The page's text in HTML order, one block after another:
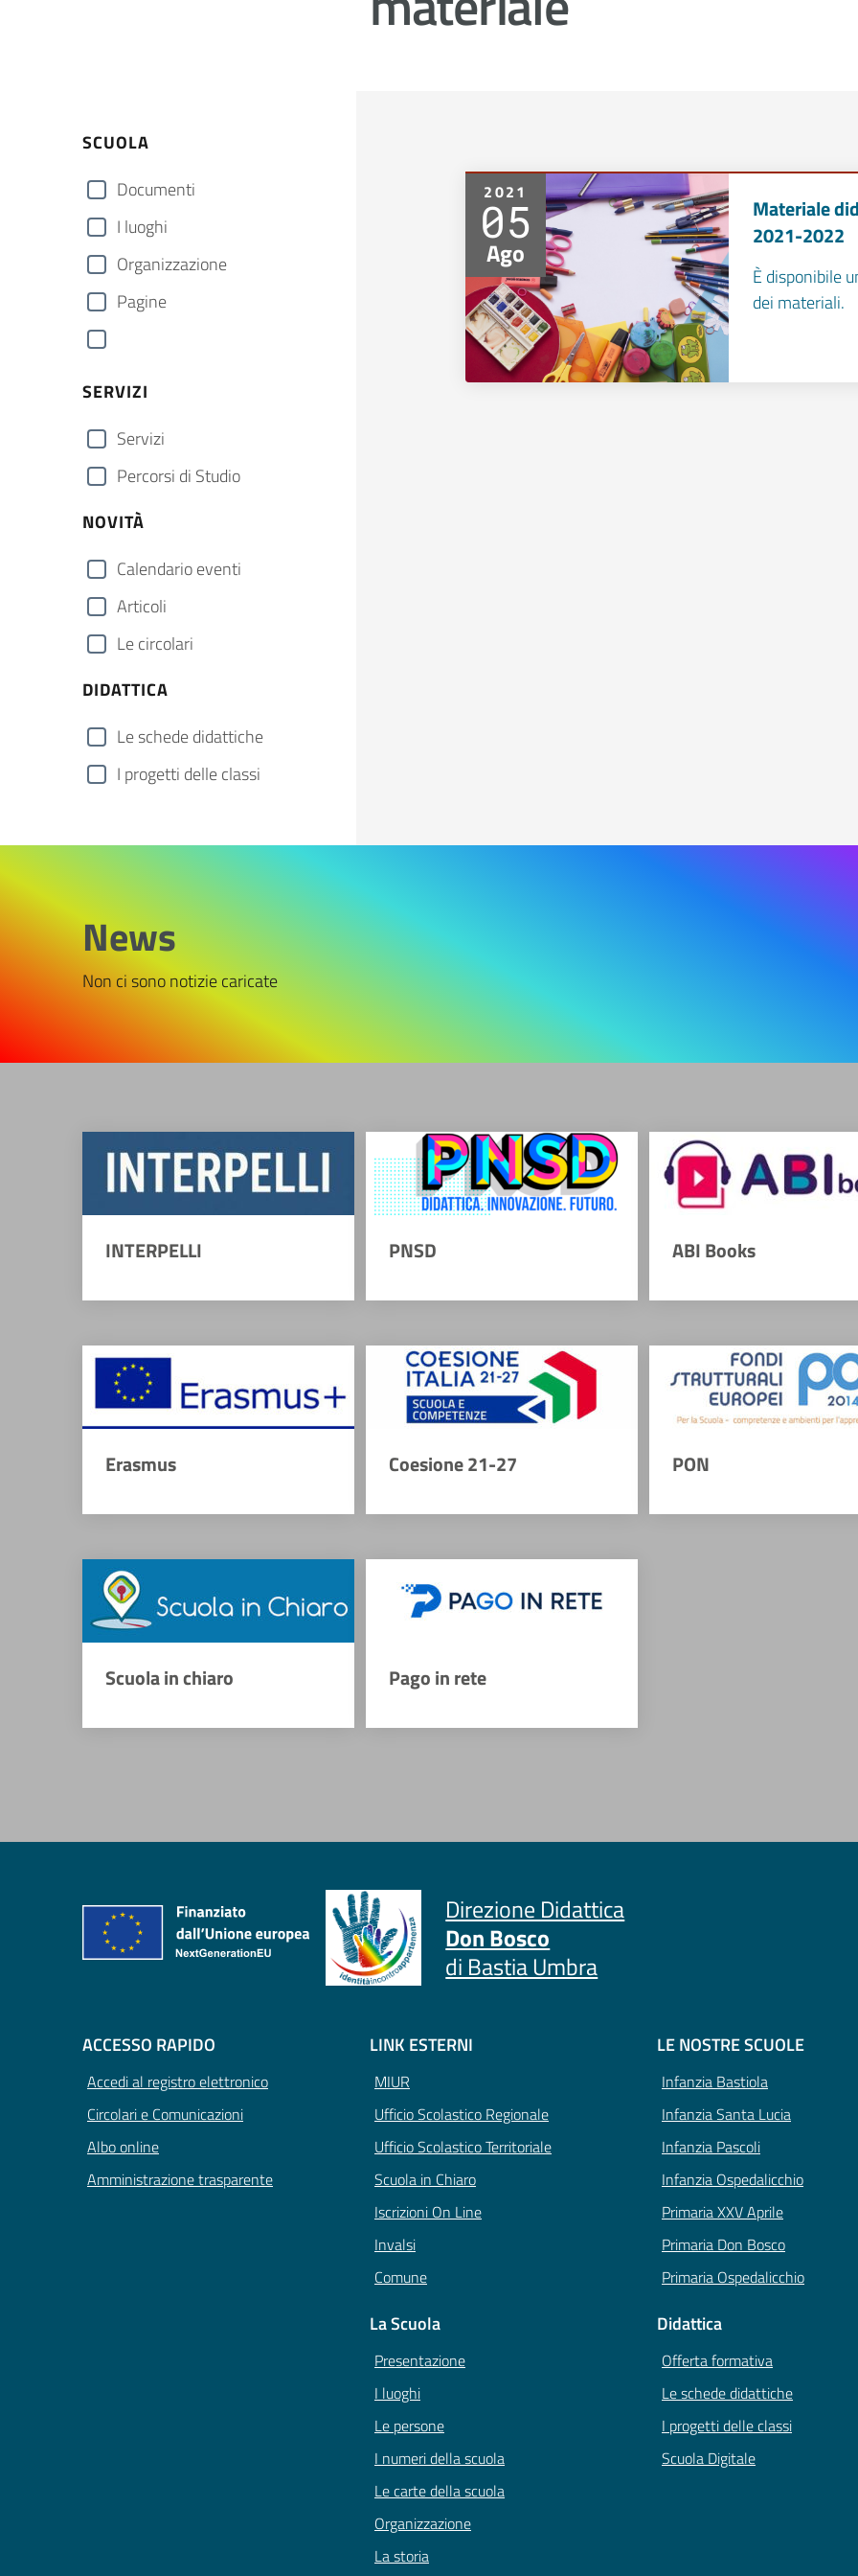
SCUOLA
Documenti
I luoghi
Organizzazione
Pagine
SERVIZI
Servizi
Percorsi di Studio
NOVITÀ
Calendario eventi
Articoli
Le circolari
DIDATTICA
Le schede didattiche
I progetti delle classi
2021
05
Ago
Materiale
2021-2022
È disponibile
dei materiali.
News
Non ci sono notizie caricate
INTERPELLI PNSD ABI Books
Erasmus Coesione 21-27 PON
Scuola in chiaro Pago in rete
Direzione Didattica
Don Bosco
di Bastia Umbra
ACCESSO RAPIDO
Accedi al registro elettronico
Circolari e Comunicazioni
Albo online
Amministrazione trasparente
LINK ESTERNI
MIUR
Ufficio Scolastico Regionale
Ufficio Scolastico Territoriale
Scuola in Chiaro
Iscrizioni On Line
Invalsi
Comune
La Scuola
Presentazione
I luoghi
Le persone
I numeri della scuola
Le carte della scuola
Organizzazione
La storia
LE NOSTRE SCUOLE
Infanzia Bastiola
Infanzia Santa Lucia
Infanzia Pascoli
Infanzia Ospedalicchio
Primaria XXV Aprile
Primaria Don Bosco
Primaria Ospedalicchio
Didattica
Offerta formativa
Le schede didattiche
I progetti delle classi
Scuola Digitale